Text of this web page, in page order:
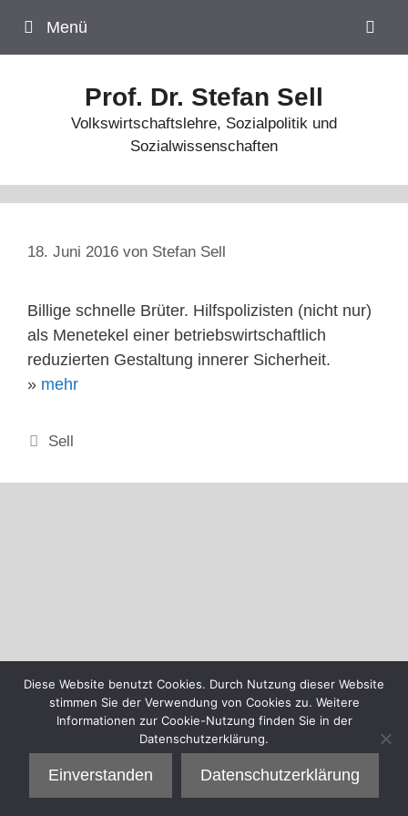
Inhalt
springen
Menü
Prof. Dr. Stefan Sell
Volkswirtschaftslehre, Sozialpolitik und
Sozialwissenschaften
18. Juni 2016 von Stefan Sell
Billige schnelle Brüter. Hilfspolizisten (nicht nur)
als Menetekel einer betriebswirtschaftlich
reduzierten Gestaltung innerer Sicherheit.
» mehr
Kategorien
Sell
Diese Website benutzt Cookies. Durch Nutzung dieser Website
stimmen Sie der Verwendung von Cookies zu. Weitere
Informationen zur Cookie-Nutzung finden Sie in der
Datenschutzerklärung.
Einverstanden Datenschutzerklärung